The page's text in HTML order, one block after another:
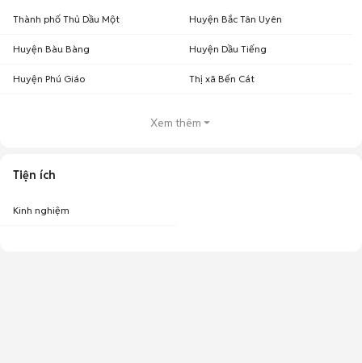
Thành phố Thủ Dầu Một Huyện Bắc Tân Uyên
Huyện Bàu Bàng Huyện Dầu Tiếng
Huyện Phú Giáo Thị xã Bến Cát
Xem thêm
Tiện ích
Kinh nghiệm